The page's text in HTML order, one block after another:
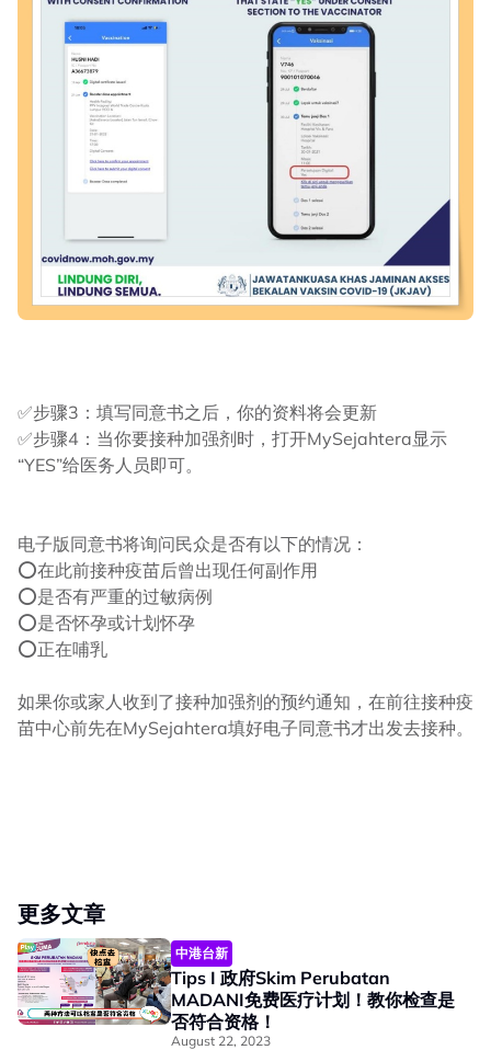
✅步骤3：填写同意书之后，你的资料将会更新
✅步骤4：当你要接种加强剂时，打开MySejahtera显示
“YES”给医务人员即可。
电子版同意书将询问民众是否有以下的情况：
⭕在此前接种疫苗后曾出现任何副作用
⭕是否有严重的过敏病例
⭕是否怀孕或计划怀孕
⭕正在哺乳
如果你或家人收到了接种加强剂的预约通知，在前往接种疫
苗中心前先在MySejahtera填好电子同意书才出发去接种。
更多文章
中港台新
Tips I 政府Skim Perubatan
MADANI免费医疗计划！教你检查是
否符合资格！
August 22, 2023